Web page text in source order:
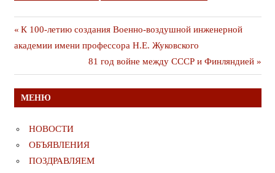
Навигация
записям
Предыдущая
публикация
К 100-летию создания Военно-воздушной инженерной
академии имени профессора Н.Е. Жуковского
Следующая
публикация
81 год войнe между СССР и Финляндией
МЕНЮ
НОВОСТИ
ОБЪЯВЛЕНИЯ
ПОЗДРАВЛЯЕМ